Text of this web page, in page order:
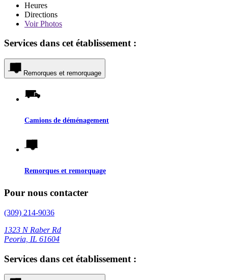
Heures
Directions
VoirPhotos
Services dans cet établissement :
Remorques et remorquage
Camions de déménagement
Remorques et remorquage
Pour nous contacter
(309) 214-9036
1323 N Raber Rd
Peoria, IL 61604
Services dans cet établissement :